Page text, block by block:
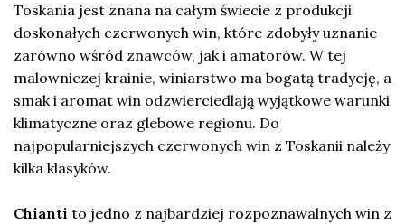
Toskania jest znana na całym świecie z produkcji
doskonałych czerwonych win, które zdobyły uznanie
zarówno wśród znawców, jak i amatorów. W tej
malowniczej krainie, winiarstwo ma bogatą tradycję, a
smak i aromat win odzwierciedlają wyjątkowe warunki
klimatyczne oraz glebowe regionu. Do
najpopularniejszych czerwonych win z Toskanii należy
kilka klasyków.
Chianti to jedno z najbardziej rozpoznawalnych win z